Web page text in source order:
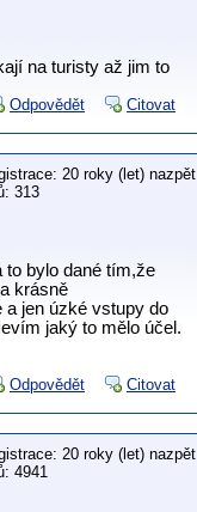
na turisty až jim to
Odpovědět Citovat
20 roky (let) nazpět
313
to bylo dané tím,že
krásně
a jen úzké vstupy do
jaký to mělo účel.
Odpovědět Citovat
20 roky (let) nazpět
4941